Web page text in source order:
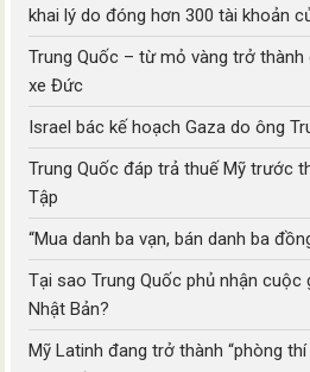
khai lý do đóng hơn 300 tài khoản
Trung Quốc – từ mỏ vàng trở thành
xe Đức
Israel bác kế hoạch Gaza do ông
Trung Quốc đáp trả thuế Mỹ trước
Tập
“Mua danh ba vạn, bán danh ba
Tại sao Trung Quốc phủ nhận cuộc
Nhật Bản?
Mỹ Latinh đang trở thành “phòng